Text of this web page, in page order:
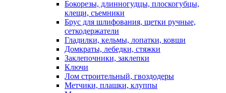
Бокорезы, длинногудцы, плоскогубцы,
клещи, съемники
Брус для шлифования, щетки ручные,
сеткодержатели
Гладилки, кельмы, лопатки, ковши
Домкраты, лебедки, стяжки
Заклепочники, заклепки
Ключи
Лом строительный, гвоздодеры
Метчики, плашки, клуппы